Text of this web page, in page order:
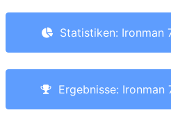
Statistiken: Ironman
Ergebnisse: